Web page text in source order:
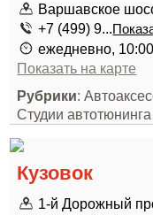
Варшавское
+7 (499) 9...
ежедневно,
Показать на карте
Рубрики:
Студии автотюнинга
Кузовок
1-й Дорожный